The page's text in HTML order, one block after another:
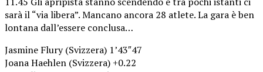
sarà il “via libera”. Mancano ancora 28 atlete. La gara è ben
lontana dall’essere conclusa…
Jasmine Flury (Svizzera) 1’43″47
Joana Haehlen (Svizzera) +0.22